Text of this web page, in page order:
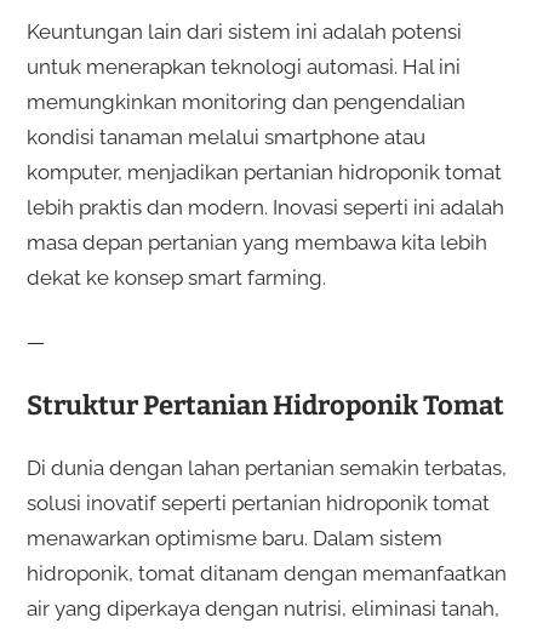
Keuntungan lain dari sistem ini adalah potensi
untuk menerapkan teknologi automasi. Hal ini
memungkinkan monitoring dan pengendalian
kondisi tanaman melalui smartphone atau
komputer, menjadikan pertanian hidroponik tomat
lebih praktis dan modern. Inovasi seperti ini adalah
masa depan pertanian yang membawa kita lebih
dekat ke konsep smart farming.
—
Struktur Pertanian Hidroponik Tomat
Di dunia dengan lahan pertanian semakin terbatas,
solusi inovatif seperti pertanian hidroponik tomat
menawarkan optimisme baru. Dalam sistem
hidroponik, tomat ditanam dengan memanfaatkan
air yang diperkaya dengan nutrisi, eliminasi tanah,